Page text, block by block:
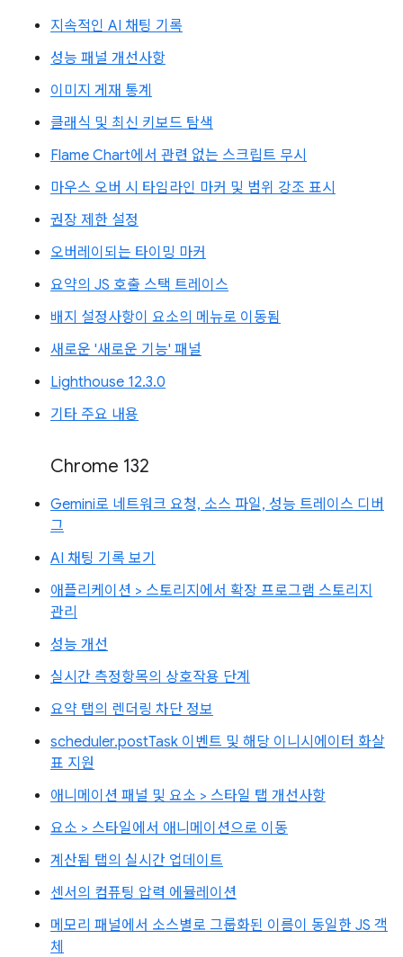
지속적인 AI 채팅 기록
성능 패널 개선사항
이미지 게재 통계
클래식 및 최신 키보드 탐색
Flame Chart에서 관련 없는 스크립트 무시
마우스 오버 시 타임라인 마커 및 범위 강조 표시
권장 제한 설정
오버레이되는 타이밍 마커
요약의 JS 호출 스택 트레이스
배지 설정사항이 요소의 메뉴로 이동됨
새로운 '새로운 기능' 패널
Lighthouse 12.3.0
기타 주요 내용
Chrome 132
Gemini로 네트워크 요청, 소스 파일, 성능 트레이스 디버
그
AI 채팅 기록 보기
애플리케이션 > 스토리지에서 확장 프로그램 스토리지
관리
성능 개선
실시간 측정항목의 상호작용 단계
요약 탭의 렌더링 차단 정보
scheduler.postTask 이벤트 및 해당 이니시에이터 화살
표 지원
애니메이션 패널 및 요소 > 스타일 탭 개선사항
요소 > 스타일에서 애니메이션으로 이동
계산됨 탭의 실시간 업데이트
센서의 컴퓨팅 압력 에뮬레이션
메모리 패널에서 소스별로 그룹화된 이름이 동일한 JS 객
체